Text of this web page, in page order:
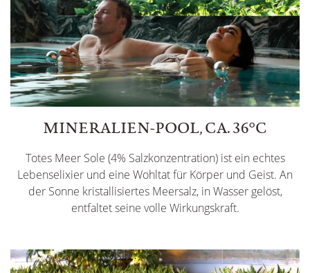
MINERALIEN-POOL, CA. 36°C
Totes Meer Sole (4% Salzkonzentration) ist ein echtes
Lebenselixier und eine Wohltat für Körper und Geist. An
der Sonne kristallisiertes Meersalz, in Wasser gelöst,
entfaltet seine volle Wirkungskraft.